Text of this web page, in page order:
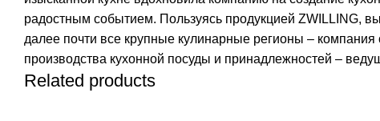
радостным событием. Пользуясь продукцией ZWILLING,
далее почти все крупные кулинарные регионы –
производства кухонной посуды и принадлежностей –
Related products